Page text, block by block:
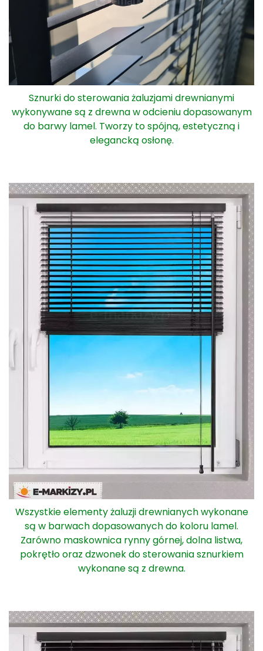
Sznurki do sterowania żaluzjami drewnianymi
wykonywane są z drewna w odcieniu dopasowanym
do barwy lamel. Tworzy to spójną, estetyczną i
elegancką osłonę.
Wszystkie elementy żaluzji drewnianych wykonane
są w barwach dopasowanych do koloru lamel.
Zarówno maskownica rynny górnej, dolna listwa,
pokrętło oraz dzwonek do sterowania sznurkiem
wykonane są z drewna.